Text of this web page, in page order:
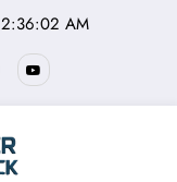
2:36:03 AM